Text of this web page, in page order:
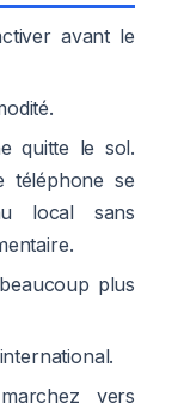
avant le
quitte le sol.
téléphone se
local sans
plus
vers